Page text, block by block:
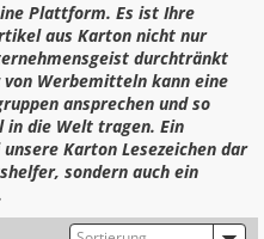
Plattform. Es ist Ihre
aus Karton nicht nur
durchtränkt
Werbemitteln kann eine
ansprechen und so
in die Welt tragen. Ein
Karton Lesezeichen dar
sondern auch ein